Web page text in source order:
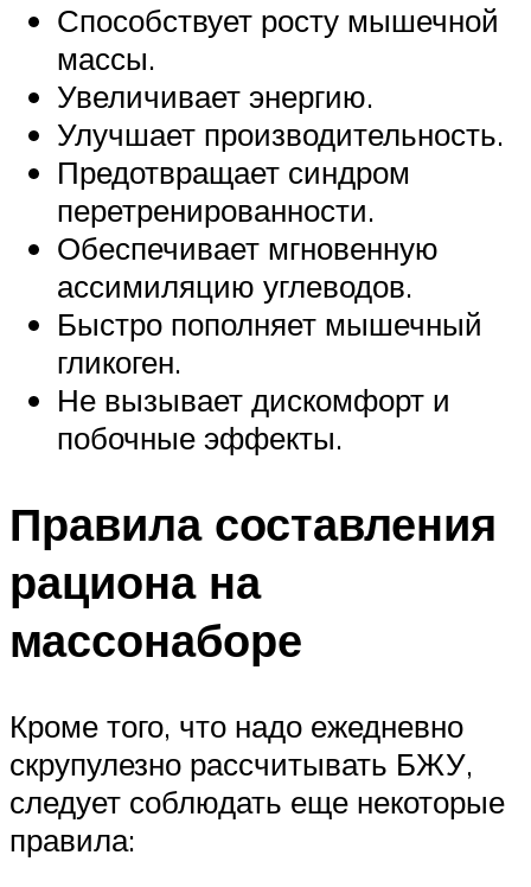
Способствует росту мышечной
массы.
Увеличивает энергию.
Улучшает производительность.
Предотвращает синдром
перетренированности.
Обеспечивает мгновенную
ассимиляцию углеводов.
Быстро пополняет мышечный
гликоген.
Не вызывает дискомфорт и
побочные эффекты.
Правила составления
рациона на
массонаборе
Кроме того, что надо ежедневно
скрупулезно рассчитывать БЖУ,
следует соблюдать еще некоторые
правила: